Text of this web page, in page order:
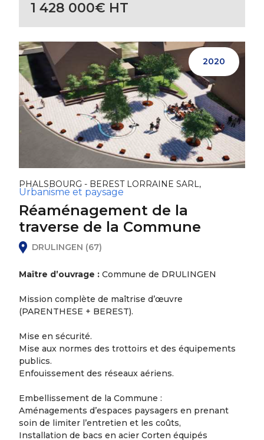
1 428 000€ HT
2020
PHALSBOURG - BEREST LORRAINE SARL,
Urbanisme et paysage
Réaménagement de la
traverse de la Commune
DRULINGEN (67)
Maître d’ouvrage : Commune de DRULINGEN
Mission complète de maîtrise d’œuvre
(PARENTHESE + BEREST).
Mise en sécurité.
Mise aux normes des trottoirs et des équipements
publics.
Enfouissement des réseaux aériens.
Embellissement de la Commune :
Aménagements d’espaces paysagers en prenant
soin de limiter l’entretien et les coûts,
Installation de bacs en acier Corten équipés